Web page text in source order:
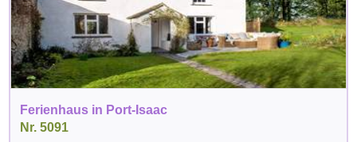
Ferienhaus in Port-Isaac
Nr. 5091